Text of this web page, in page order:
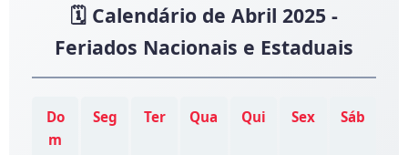
🗓️ Calendário de Abril 2025 -
Feriados Nacionais e Estaduais
Do
m
Seg Ter Qua Qui Sex Sáb